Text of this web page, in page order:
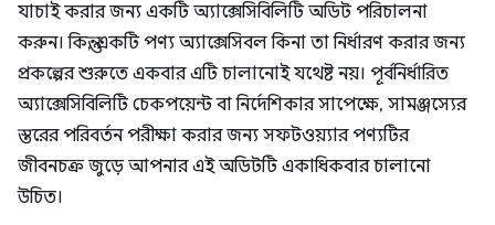
যাচাই করার জন্য একটি অ্যাক্সেসিবিলিটি অডিট পরিচালনা
করুন। কিন্তু, একটি পণ্য অ্যাক্সেসিবল কিনা তা নির্ধারণ করার জন্য
প্রকল্পের শুরুতে একবার এটি চালানোই যথেষ্ট নয়। পূর্বনির্ধারিত
অ্যাক্সেসিবিলিটি চেকপয়েন্ট বা নির্দেশিকার সাপেক্ষে, সামঞ্জস্যের
স্তরের পরিবর্তন পরীক্ষা করার জন্য সফটওয়্যার পণ্যটির
জীবনচক্র জুড়ে আপনার এই অডিটটি একাধিকবার চালানো
উচিত।